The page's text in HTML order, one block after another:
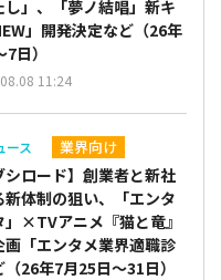
し」、「夢ノ結唱」新キ
」開発決定など（26年
日）
11:24
ース 業界向け
シロード】創業者と新社
新体制の狙い、「エンタ
」×TVアニメ『猫と竜』
画「エンタメ業界適職診
26年7月25日～31日）